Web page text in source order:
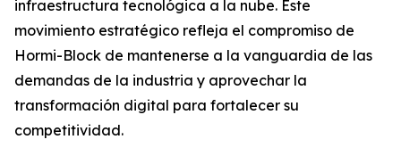
infraestructura tecnológica a la nube. Este
movimiento estratégico refleja el compromiso de
Hormi-Block de mantenerse a la vanguardia de las
demandas de la industria y aprovechar la
transformación digital para fortalecer su
competitividad.